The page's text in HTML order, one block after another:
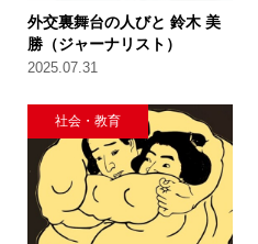
外交裏舞台の人びと 鈴木 美
勝（ジャーナリスト）
2025.07.31
社会・教育